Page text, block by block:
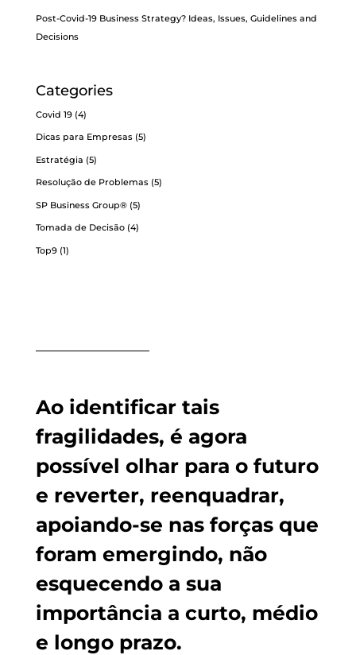
Post-Covid-19 Business Strategy? Ideas, Issues, Guidelines and
Decisions
Categories
Covid 19(4)
Dicas para Empresas(5)
Estratégia (5)
Resolução de Problemas(5)
SP Business Group®(5)
Tomada de Decisão(4)
Top9(1)
Ao identificar tais
fragilidades, é agora
possível olhar para o futuro
e reverter, reenquadrar,
apoiando-se nas forças que
foram emergindo, não
esquecendo a sua
importância a curto, médio
e longo prazo.